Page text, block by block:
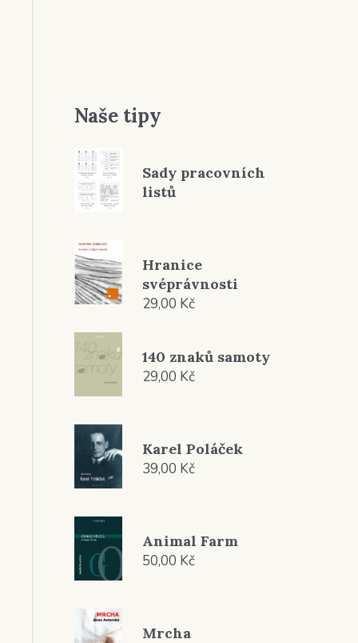
Naše tipy
Sady pracovních
listů
Hranice
svéprávnosti
29,00 Kč
140 znaků samoty
29,00 Kč
Karel Poláček
39,00 Kč
Animal Farm
50,00 Kč
Mrcha